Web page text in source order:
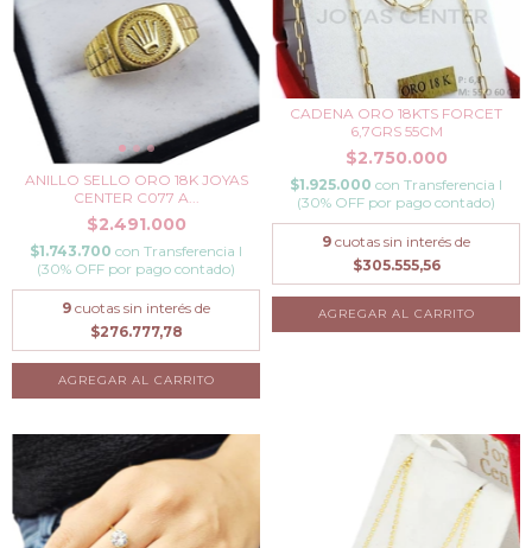
ANILLO SELLO ORO 18K JOYAS
CENTER C077 A...
$2.491.000
$1.743.700 con Transferencia I
(30% OFF por pago contado)
9 cuotas sin interés de
$276.777,78
AGREGAR AL CARRITO
CADENA ORO 18KTS FORCET
6,7GRS 55CM
$2.750.000
$1.925.000 con Transferencia I
(30% OFF por pago contado)
9 cuotas sin interés de
$305.555,56